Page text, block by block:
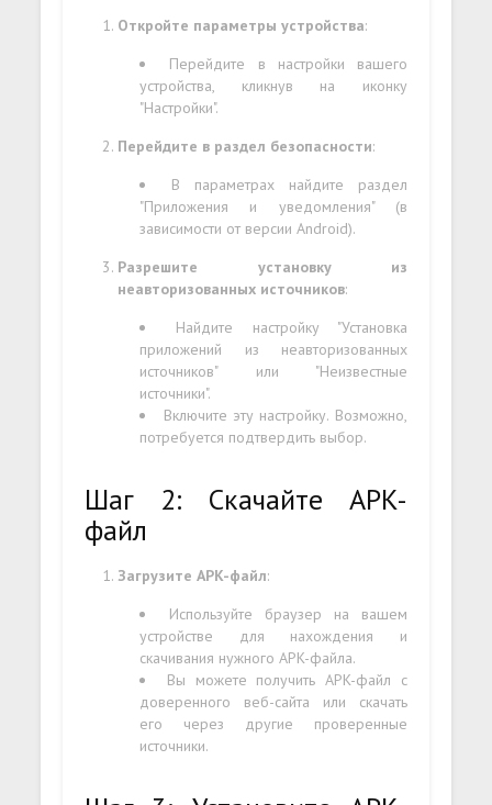
Откройте параметры устройства:
Перейдите в настройки вашего
устройства, кликнув на иконку
"Настройки".
Перейдите в раздел безопасности:
В параметрах найдите раздел
"Приложения и уведомления" (в
зависимости от версии Android).
Разрешите установку из
неавторизованных источников:
Найдите настройку "Установка
приложений из неавторизованных
источников" или "Неизвестные
источники".
Включите эту настройку. Возможно,
потребуется подтвердить выбор.
Шаг 2: Скачайте APK-
файл
Загрузите APK-файл:
Используйте браузер на вашем
устройстве для нахождения и
скачивания нужного APK-файла.
Вы можете получить APK-файл с
доверенного веб-сайта или скачать
его через другие проверенные
источники.